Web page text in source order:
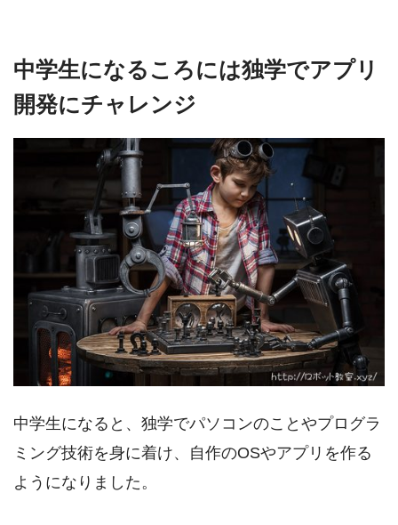
中学生になるころには独学でアプリ
開発にチャレンジ
中学生になると、独学でパソコンのことやプログラ
ミング技術を身に着け、自作のOSやアプリを作る
ようになりました。